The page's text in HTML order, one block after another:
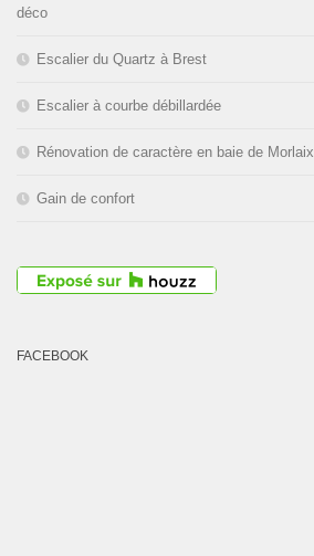
déco
Escalier du Quartz à Brest
Escalier à courbe débillardée
Rénovation de caractère en baie de Morlaix
Gain de confort
FACEBOOK